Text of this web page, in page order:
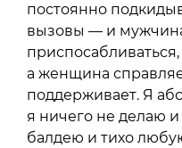
постоянно
вызовы — и
а женщина
поддерживает. Я
я ничего не делаю
балдею и тихо